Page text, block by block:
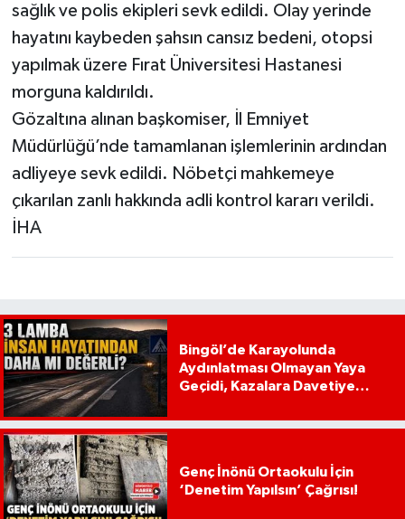
sağlık ve polis ekipleri sevk edildi. Olay yerinde
hayatını kaybeden şahsın cansız bedeni, otopsi
yapılmak üzere Fırat Üniversitesi Hastanesi
morguna kaldırıldı.
Gözaltına alınan başkomiser, İl Emniyet
Müdürlüğü’nde tamamlanan işlemlerinin ardından
adliyeye sevk edildi. Nöbetçi mahkemeye
çıkarılan zanlı hakkında adli kontrol kararı verildi.
İHA
Bingöl’de Karayolunda
Aydınlatması Olmayan Yaya
Geçidi, Kazalara Davetiye
Genç İnönü Ortaokulu İçin
‘Denetim Yapılsın’ Çağrısı!